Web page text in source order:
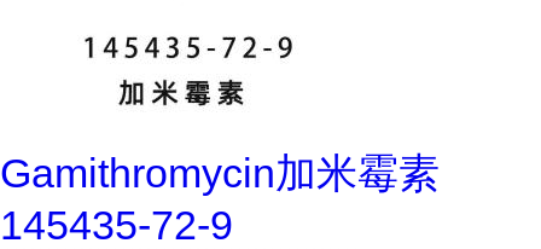
Gamithromycin加米霉素
145435-72-9